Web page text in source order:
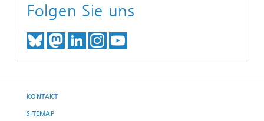
Folgen Sie uns
TREFFEN SIE UNS AUF BLUESKY
TREFFEN SIE UNS AUF
TREFFEN SIE UNS BEI
BESUCHEN SIE UNSER
UNSER VIDEO-
KONTAKT
SITEMAP